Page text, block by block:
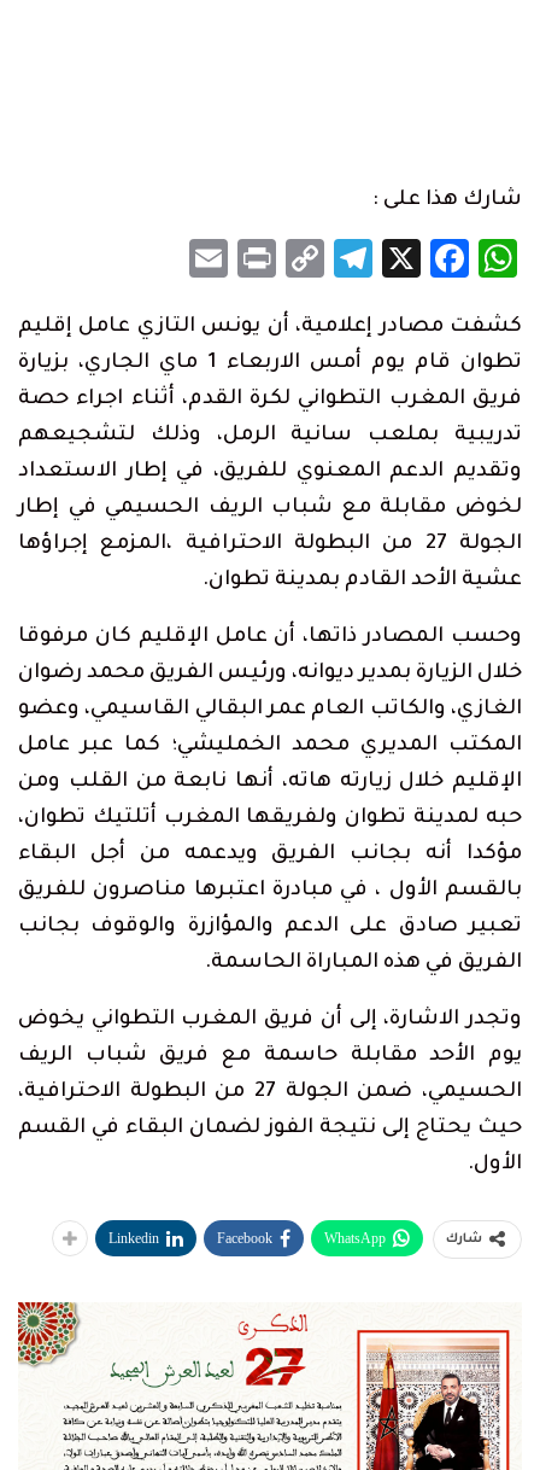
شارك هذا على :
WhatsApp
Facebook
X
Telegram
Copy
Print
كشفت مصادر إعلامية، أن يونس التازي عامل إقليم
تطوان قام يوم أمس الاربعاء 1 ماي الجاري، بزيارة
فريق المغرب التطواني لكرة القدم، أثناء اجراء حصة
تدريبية بملعب سانية الرمل، وذلك لتشجيعهم
وتقديم الدعم المعنوي للفريق، في إطار الاستعداد
لخوض مقابلة مع شباب الريف الحسيمي في إطار
الجولة 27 من البطولة الاحترافية ،المزمع إجراؤها
عشية الأحد القادم بمدينة تطوان.
وحسب المصادر ذاتها، أن عامل الإقليم كان مرفوقا
خلال الزيارة بمدير ديوانه، ورئيس الفريق محمد رضوان
الغازي، والكاتب العام عمر البقالي القاسيمي، وعضو
المكتب المديري محمد الخمليشي؛ كما عبر عامل
الإقليم خلال زيارته هاته، أنها نابعة من القلب ومن
حبه لمدينة تطوان ولفريقها المغرب أتلتيك تطوان،
مؤكدا أنه بجانب الفريق ويدعمه من أجل البقاء
بالقسم الأول ، في مبادرة اعتبرها مناصرون للفريق
تعبير صادق على الدعم والمؤازرة والوقوف بجانب
الفريق في هذه المباراة الحاسمة.
وتجدر الاشارة، إلى أن فريق المغرب التطواني يخوض
يوم الأحد مقابلة حاسمة مع فريق شباب الريف
الحسيمي، ضمن الجولة 27 من البطولة الاحترافية،
حيث يحتاج إلى نتيجة الفوز لضمان البقاء في القسم
الأول.
شارك WhatsApp
Facebook
Linkedin